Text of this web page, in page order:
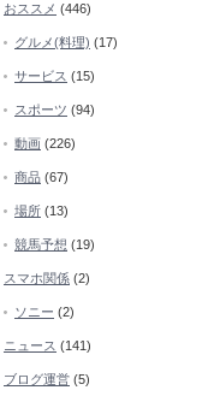
おススメ (446)
グルメ(料理) (17)
サービス (15)
スポーツ (94)
動画 (226)
商品 (67)
場所 (13)
競馬予想 (19)
スマホ関係 (2)
ソニー (2)
ニュース (141)
ブログ運営 (5)